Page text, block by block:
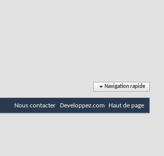
Navigation rapide
Nous contacter Developpez.com Haut de page